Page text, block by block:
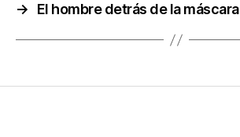
→
El hombre detrás de la máscara